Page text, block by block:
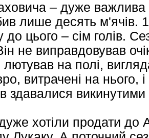
– дуже
лише десять м'ячів.
до цього – сім голів.
не виправдовував
лютував на полі,
витрачені на нього,
здавалися викинутими
хотіли продати до